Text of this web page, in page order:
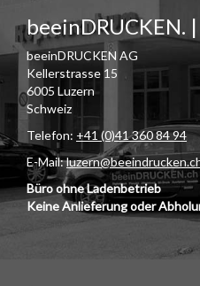
beeinDRUCKEN.
beeinDRUCKEN AG
Kellerstrasse 15
6005 Luzern
Schweiz
Telefon: +41 (0)41 360 84 94
E-Mail:
Büro ohne Ladenbetrieb
Keine Anlieferung oder